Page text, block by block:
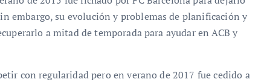
embargo, su evolución y problemas de planificación y
a mitad de temporada para ayudar en ACB y
con regularidad pero en verano de 2017 fue cedido a